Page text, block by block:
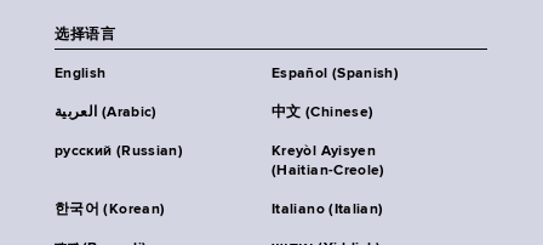
选择语言
English Español (Spanish)
العربية (Arabic) 中文 (Chinese)
русский (Russian)
Kreyòl Ayisyen
(Haitian-Creole)
한국어 (Korean) Italiano (Italian)